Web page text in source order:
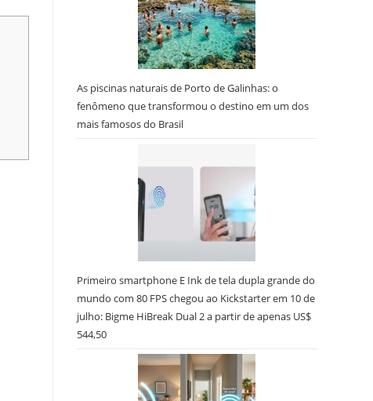
As piscinas naturais de Porto de Galinhas: o
fenômeno que transformou o destino em um dos
mais famosos do Brasil
Primeiro smartphone E Ink de tela dupla grande do
mundo com 80 FPS chegou ao Kickstarter em 10 de
julho: Bigme HiBreak Dual 2 a partir de apenas US$
544,50